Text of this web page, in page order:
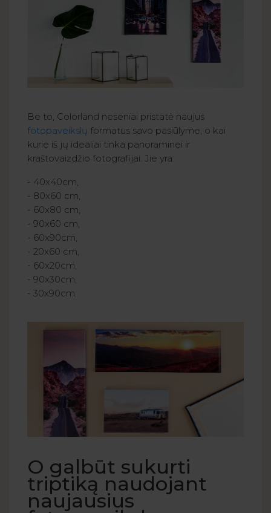
Be to, Colorland neseniai pristatė naujus
fotopaveikslų formatus savo pasiūlyme, o kai
kurie iš jų idealiai tinka panoraminei ir
kraštovaizdžio fotografijai. Jie yra:
- 40x40cm,
- 80x60 cm,
- 60x80 cm,
- 90x60 cm,
- 60x90cm,
- 20x60 cm,
- 60x20cm,
- 90x30cm,
- 30x90cm.
O galbūt sukurti
triptiką naudojant
naujausius